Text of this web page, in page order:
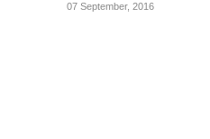
07 September, 2016